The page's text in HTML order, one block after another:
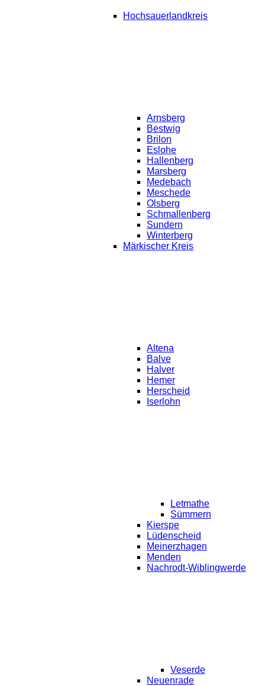
Hochsauerlandkreis
Arnsberg
Bestwig
Brilon
Eslohe
Hallenberg
Marsberg
Medebach
Meschede
Olsberg
Schmallenberg
Sundern
Winterberg
Märkischer Kreis
Altena
Balve
Halver
Hemer
Herscheid
Iserlohn
Letmathe
Sümmern
Kierspe
Lüdenscheid
Meinerzhagen
Menden
Nachrodt-Wiblingwerde
Veserde
Neuenrade